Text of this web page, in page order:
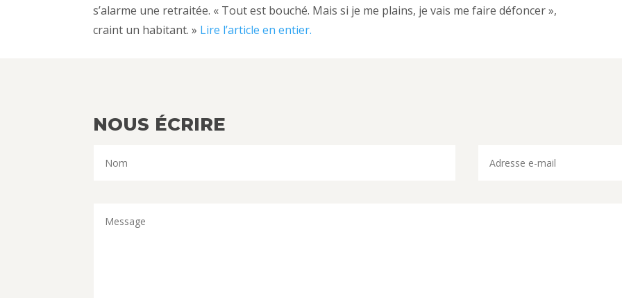
s’alarme une retraitée. « Tout est bouché. Mais si je me plains, je vais me faire défoncer »,
craint un habitant. » Lire l’article en entier.
NOUS ÉCRIRE